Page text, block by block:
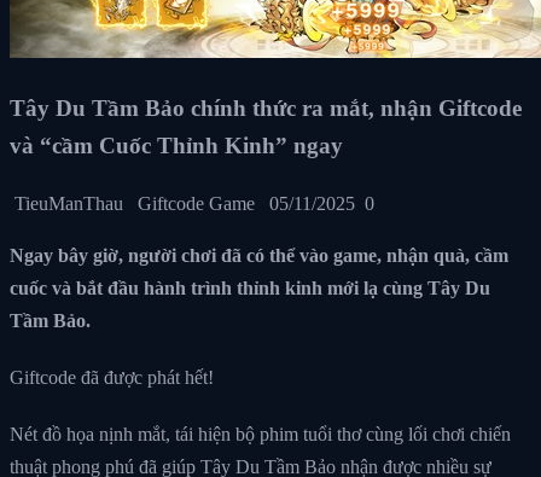
Tây Du Tầm Bảo chính thức ra mắt, nhận Giftcode
và “cầm Cuốc Thỉnh Kinh” ngay
TieuManThau Giftcode Game 05/11/2025 0
Ngay bây giờ, người chơi đã có thể vào game, nhận quà, cầm
cuốc và bắt đầu hành trình thỉnh kinh mới lạ cùng Tây Du
Tầm Bảo.
Giftcode đã được phát hết!
Nét đồ họa nịnh mắt, tái hiện bộ phim tuổi thơ cùng lối chơi chiến
thuật phong phú đã giúp Tây Du Tầm Bảo nhận được nhiều sự